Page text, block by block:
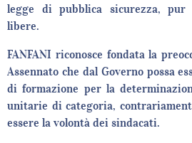
legge di pubblica sicurezza, pur
libere.
FANFANI riconosce fondata la
Assennato che dal Governo possa
di formazione per la
unitarie di categoria,
essere la volontà dei sindacati.